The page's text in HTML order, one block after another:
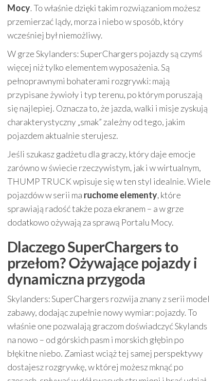
Mocy. To właśnie dzięki takim rozwiązaniom możesz
przemierzać lądy, morza i niebo w sposób, który
wcześniej był niemożliwy.
W grze Skylanders: SuperChargers pojazdy są czymś
więcej niż tylko elementem wyposażenia. Są
pełnoprawnymi bohaterami rozgrywki: mają
przypisane żywioły i typ terenu, po którym poruszają
się najlepiej. Oznacza to, że jazda, walki i misje zyskują
charakterystyczny „smak” zależny od tego, jakim
pojazdem aktualnie sterujesz.
Jeśli szukasz gadżetu dla graczy, który daje emocje
zarówno w świecie rzeczywistym, jak i w wirtualnym,
THUMP TRUCK wpisuje się w ten styl idealnie. Wiele
pojazdów w serii ma ruchome elementy, które
sprawiają radość także poza ekranem – a w grze
dodatkowo ożywają za sprawą Portalu Mocy.
Dlaczego SuperChargers to
przełom? Ożywające pojazdy i
dynamiczna przygoda
Skylanders: SuperChargers rozwija znany z serii model
zabawy, dodając zupełnie nowy wymiar: pojazdy. To
właśnie one pozwalają graczom doświadczyć Skylands
na nowo – od górskich pasm i morskich głębin po
błękitne niebo. Zamiast wciąż tej samej perspektywy
dostajesz rozgrywkę, w której możesz mknąć po